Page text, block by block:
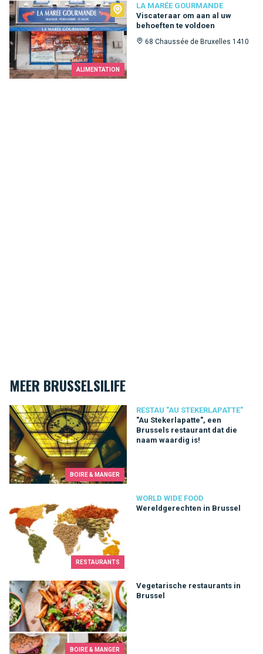
ALIMENTATION
LA MARÉE GOURMANDE
Viscateraar om aan al uw
behoeften te voldoen
68 Chaussée de Bruxelles 1410
La Marée Gourmande
MEER BRUSSELSILIFE
BOIRE & MANGER
RESTAU "AU STEKERLAPATTE"
"Au Stekerlapatte", een
Brussels restaurant dat die
naam waardig is!
"Au Stekerlapatte", een Brussels restaurant dat die naam
RESTAURANTS
WORLD WIDE FOOD
Wereldgerechten in Brussel
BOIRE & MANGER
Vegetarische restaurants in
Brussel
Vegetarische restaurants in Brussel